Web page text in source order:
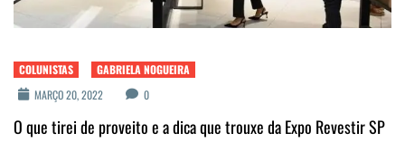
COLUNISTAS
GABRIELA NOGUEIRA
MARÇO 20, 2022
0
O que tirei de proveito e a dica que trouxe da Expo Revestir SP